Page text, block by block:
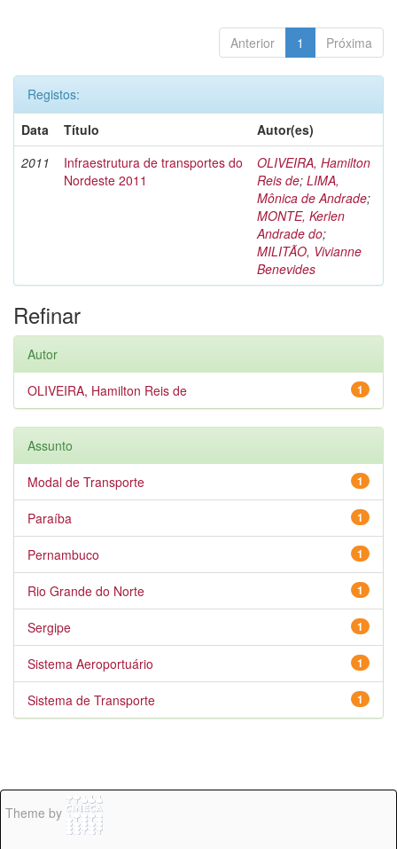
Anterior 1 Próxima
Registos:
Data
Título
Autor(es)
2011
Infraestrutura de transportes do
Nordeste 2011
OLIVEIRA, Hamilton
Reis de; LIMA,
Mônica de Andrade;
MONTE, Kerlen
Andrade do;
MILITÃO, Vivianne
Benevides
Refinar
Autor
1
OLIVEIRA, Hamilton Reis de
Assunto
1
Modal de Transporte
1
Paraíba
1
Pernambuco
1
Rio Grande do Norte
1
Sergipe
1
Sistema Aeroportuário
1
Sistema de Transporte
Theme by